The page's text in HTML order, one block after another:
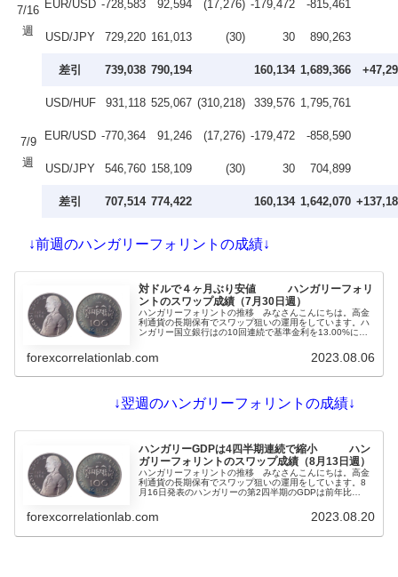
7/16
週
EUR/USD -728,583 92,594 (17,276) -179,472 -815,461
USD/JPY 729,220 161,013 (30) 30 890,263
差引 739,038 790,194 160,134 1,689,366
7/9
週
USD/HUF 931,118 525,067 (310,218) 339,576 1,795,761
EUR/USD -770,364 91,246 (17,276) -179,472 -858,590
USD/JPY 546,760 158,109 (30) 30 704,899
差引 707,514 774,422 160,134 1,642,070
↓前週のハンガリーフォリントの成績↓
対ドルで４ヶ月ぶり安値 ハンガリーフォリ
ントのスワップ成績（7月30日週）
ハンガリーフォリントの推移 みなさんこんにちは。高金
利通貨の長期保有でスワップ狙いの運用をしています。ハ
ンガリー国立銀行はの10回連続で基準金利を13.00%に据
始めています。フォリントも6月末から下落基調でさえな
い動きが続いています。7月23日週のフォリント/円は始...
forexcorrelationlab.com 2023.08.06
↓翌週のハンガリーフォリントの成績↓
ハンガリーGDPは4四半期連続で縮小 ハン
ガリーフォリントのスワップ成績（8月13日週）
ハンガリーフォリントの推移 みなさんこんにちは。高金
利通貨の長期保有でスワップ狙いの運用をしています。8
月16日発表のハンガリーの第2四半期のGDPは前年比
これで4四半期連続の縮小となっています。13日週のフォ
リント/円は始値0.41512、高値0.4153...
forexcorrelationlab.com 2023.08.20